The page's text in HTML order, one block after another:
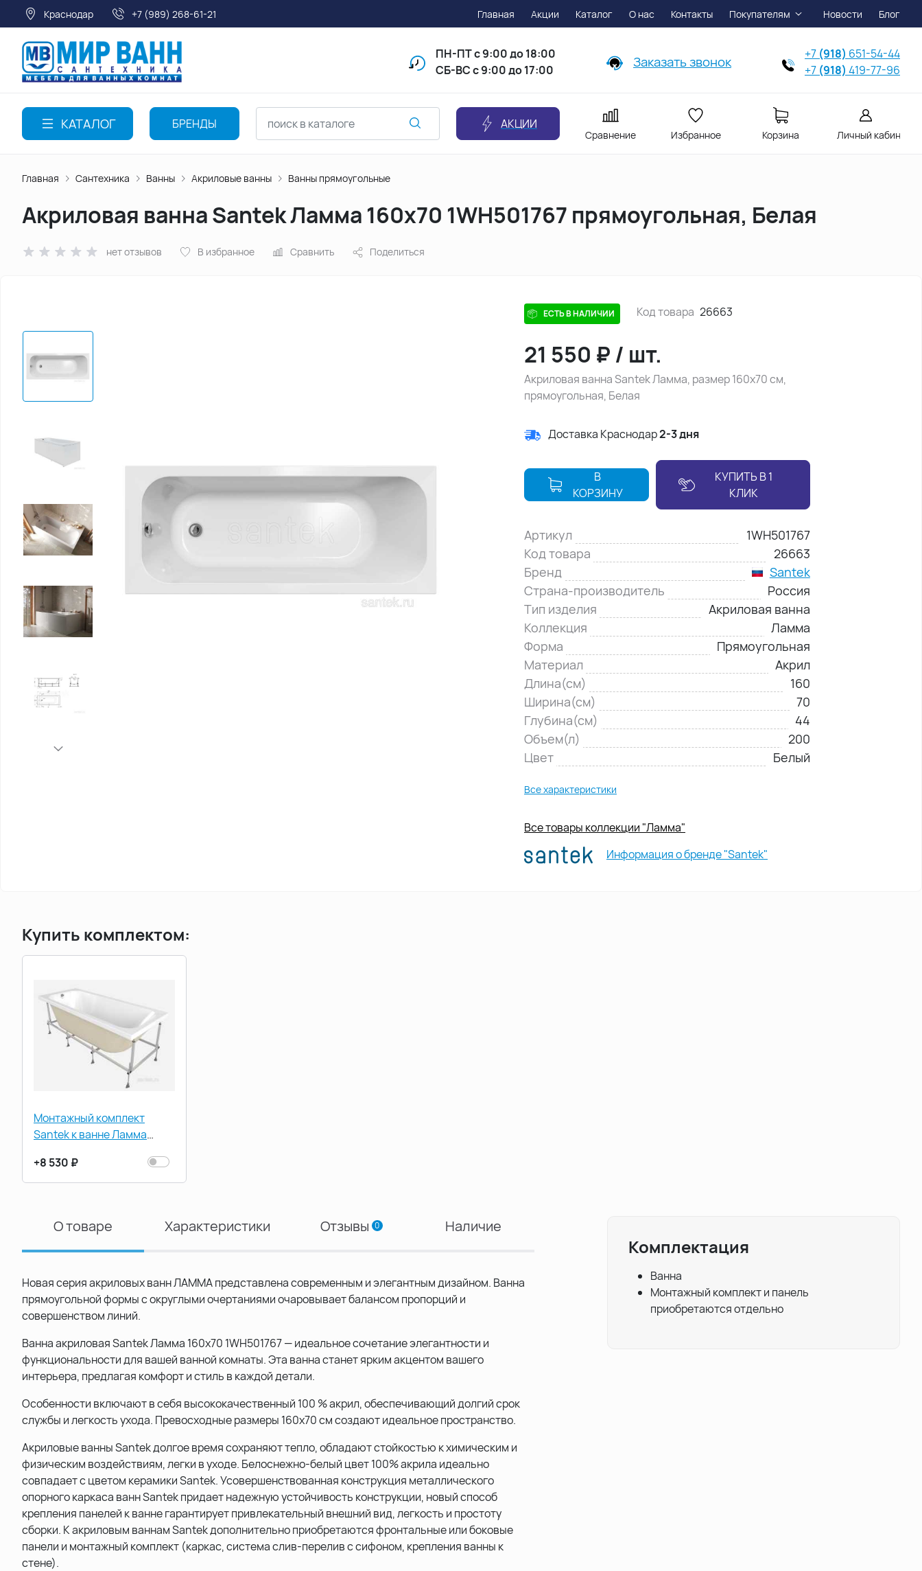
Краснодар +7 (989) 268-61-21 Главная Акции Каталог О нас Контакты Покупателям Новости Блог
ПН-ПТс 9:00 до 18:00
СБ-ВС с 9:00 до 17:00
Заказать звонок +7 (918) 651-54-44
+7 (918) 419-77-96
КАТАЛОГ БРЕНДЫ АКЦИИ
Сравнение Избранное Корзина Личный кабинет
Главная Сантехника Ванны Акриловые ванны Ванны прямоугольные
Акриловая ванна Santek Ламма 160х70 1WH501767 прямоугольная, Белая
нет отзывов В избранное Сравнить Поделиться
ЕСТЬ В НАЛИЧИИ Код товара 26663
21 550 ₽ / шт.
Акриловая ванна Santek Ламма, размер 160х70 см,
прямоугольная, Белая
Доставка Краснодар2-3 дня
В
КОРЗИНУ
КУПИТЬ В 1
КЛИК
Артикул
1WH501767
Код товара
26663
Бренд
Santek
Страна-производитель
Россия
Тип изделия
Акриловая ванна
Коллекция
Ламма
Форма
Прямоугольная
Материал
Акрил
Длина(см)
160
Ширина(см)
70
Глубина(см)
44
Объем(л)
200
Цвет
Белый
Все характеристики
Все товары коллекции "Ламма"
Информация о бренде "Santek"
Купить комплектом:
Монтажный комплект
Santek к ванне Ламма
+8 530 ₽
О товаре Характеристики Отзывы 0 Наличие
Новая серия акриловых ванн ЛАММА представлена современным и элегантным дизайном. Ванна
прямоугольной формы с округлыми очертаниями очаровывает балансом пропорций и
совершенством линий.
Ванна акриловая Santek Ламма 160x70 1WH501767 — идеальное сочетание элегантности и
функциональности для вашей ванной комнаты. Эта ванна станет ярким акцентом вашего
интерьера, предлагая комфорт и стиль в каждой детали.
Особенности включают в себя высококачественный 100 % акрил, обеспечивающий долгий срок
службы и легкость ухода. Превосходные размеры 160x70 см создают идеальное пространство.
Акриловые ванны Santek долгое время сохраняют тепло, обладают стойкостью к химическим и
физическим воздействиям, легки в уходе. Белоснежно-белый цвет 100% акрила идеально
совпадает с цветом керамики Santek. Усовершенствованная конструкция металлического
опорного каркаса ванн Santek придает надежную устойчивость конструкции, новый способ
крепления панелей к ванне гарантирует привлекательный внешний вид, легкость и простоту
сборки. К акриловым ваннам Santek дополнительно приобретаются фронтальные или боковые
панели и монтажный комплект (каркас, система слив-перелив с сифоном, крепления ванны к
стене).
Комплектация
Ванна
Монтажный комплект и панель
приобретаются отдельно